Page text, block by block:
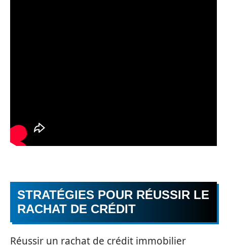
STRATÉGIES POUR RÉUSSIR LE
RACHAT DE CRÉDIT
Réussir un rachat de crédit immobilier